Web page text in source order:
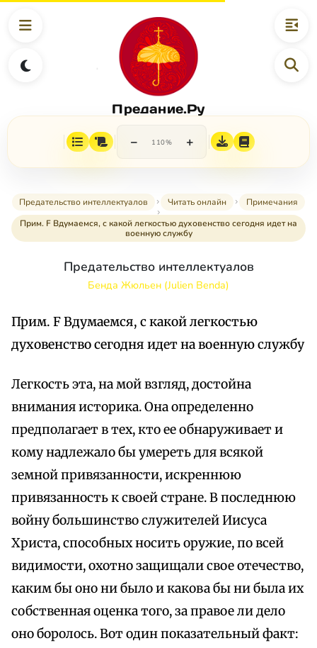
Предание.Ру
− 110% +
Предательство интеллектуалов Читать онлайн
Примечания
Прим. F Вдумаемся, с какой легкостью духовенство сегодня идет на
военную службу
Предательство интеллектуалов
Бенда Жюльен (Julien Benda)
Прим. F Вдумаемся, с какой легкостью
духовенство сегодня идет на военную службу
Легкость эта, на мой взгляд, достойна
внимания историка. Она определенно
предполагает в тех, кто ее обнаруживает и
кому надлежало бы умереть для всякой
земной привязанности, искреннюю
привязанность к своей стране. В последнюю
войну большинство служителей Иисуса
Христа, способных носить оружие, по всей
видимости, охотно защищали свое отечество,
каким бы оно ни было и какова бы ни была их
собственная оценка того, за правое ли дело
оно боролось. Вот один показательный факт: